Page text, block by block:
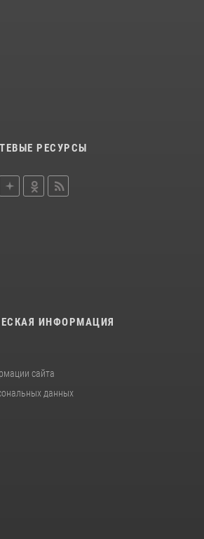
РЕСУРСЫ
ИНФОРМАЦИЯ
сайта
данных